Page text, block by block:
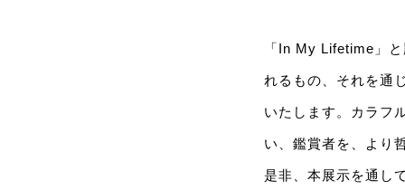
「In My Lifetime」
れるもの、それを通
いたします。カラフ
い、鑑賞者を、より
是非、本展示を通し